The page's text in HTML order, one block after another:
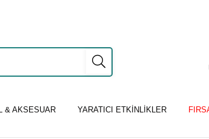
& AKSESUAR YARATICI ETKİNLİKLER